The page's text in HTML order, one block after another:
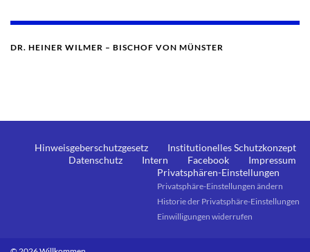
DR. HEINER WILMER – BISCHOF VON MÜNSTER
Hinweisgeberschutzgesetz
Institutionelles Schutzkonzept
Datenschutz
Intern Facebook
Impressum
Privatsphären-Einstellungen
Privatsphäre-Einstellungen ändern
Historie der Privatsphäre-Einstellungen
Einwilligungen widerrufen